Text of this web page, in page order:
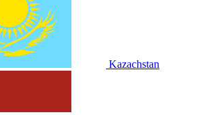
Kazachstan